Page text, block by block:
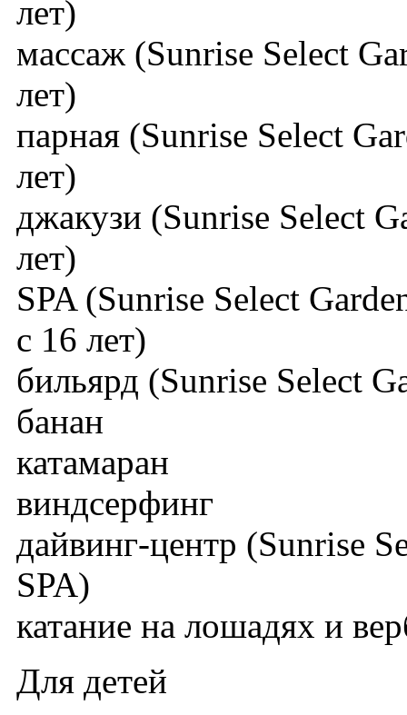
лет)
массаж (Sunrise Select
лет)
парная (Sunrise Select
лет)
джакузи (Sunrise Select
лет)
SPA (Sunrise Select
с 16 лет)
бильярд (Sunrise Select
банан
катамаран
виндсерфинг
дайвинг-центр (Sunrise
SPA)
катание на лошадях и
Для детей